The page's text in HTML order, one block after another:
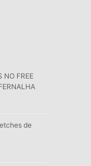
NO FREE
de